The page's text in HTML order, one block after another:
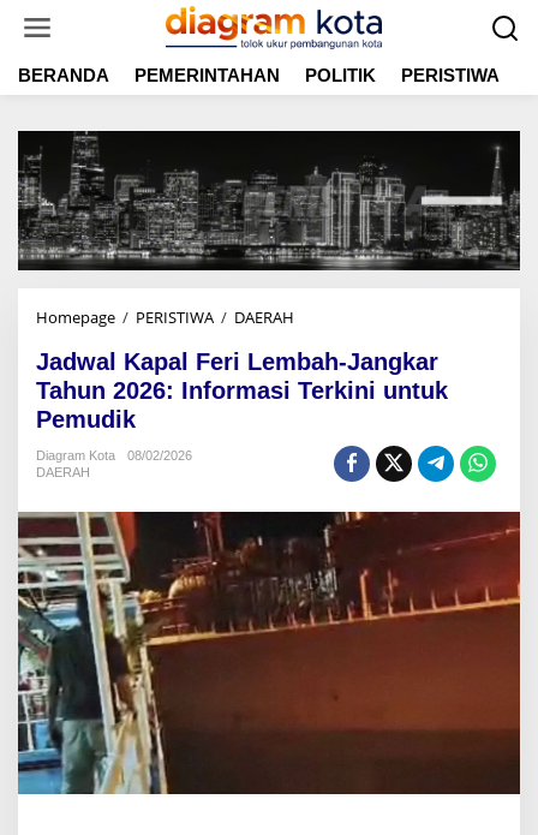
t
BERANDA PEMERINTAHAN POLITIK PERISTIWA
Homepage / PERISTIWA / DAERAH
d
w
l
e
r
i
b
-
Jadwal Kapal Feri Lembah-Jangkar
Tahun 2026: Informasi Terkini untuk
Pemudik
Diagram Kota
08/02/2026
DAERAH